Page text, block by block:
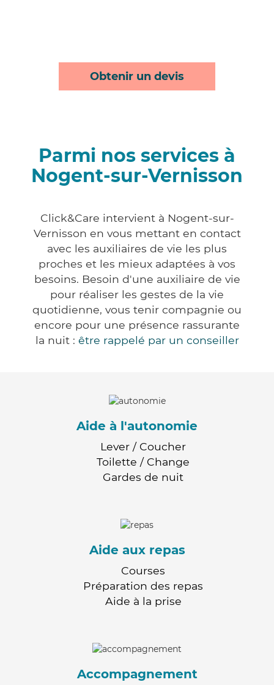
Obtenir un devis
Parmi nos services à
Nogent-sur-Vernisson
Click&Care intervient à Nogent-sur-
Vernisson en vous mettant en contact
avec les auxiliaires de vie les plus
proches et les mieux adaptées à vos
besoins. Besoin d'une auxiliaire de vie
pour réaliser les gestes de la vie
quotidienne, vous tenir compagnie ou
encore pour une présence rassurante
la nuit : être rappelé par un conseiller
Aide à l'autonomie
Lever / Coucher
Toilette / Change
Gardes de nuit
Aide aux repas
Courses
Préparation des repas
Aide à la prise
Accompagnement